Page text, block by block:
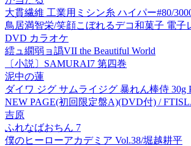
大貫繊維 工業用ミシン糸 ハイパー#80/
鳥居満智栄/笑顔こぼれるデコ和菓子 電子
DVD カラオケ
繧ュ繝弱ョ譌VII the Beautiful World
〔小説〕SAMURAI7 第四巻
泥中の蓮
ダイワ ジグ サムライジグ 暴れん棒侍 30g
NEW PAGE(初回限定盤A)(DVD付) /
吉原
ふれなばおちん 7
僕のヒーローアカデミア Vol.38/堀越耕平